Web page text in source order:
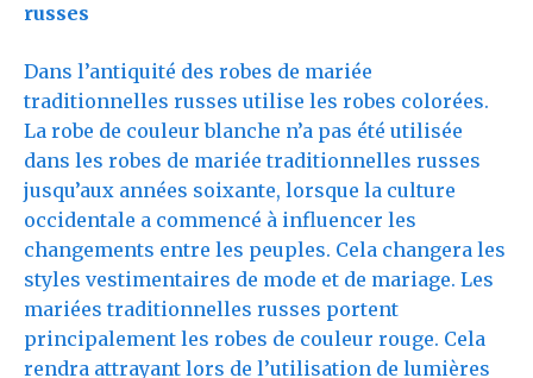
russes
Dans l’antiquité des robes de mariée
traditionnelles russes utilise les robes colorées.
La robe de couleur blanche n’a pas été utilisée
dans les robes de mariée traditionnelles russes
jusqu’aux années soixante, lorsque la culture
occidentale a commencé à influencer les
changements entre les peuples. Cela changera les
styles vestimentaires de mode et de mariage. Les
mariées traditionnelles russes portent
principalement les robes de couleur rouge. Cela
rendra attrayant lors de l’utilisation de lumières